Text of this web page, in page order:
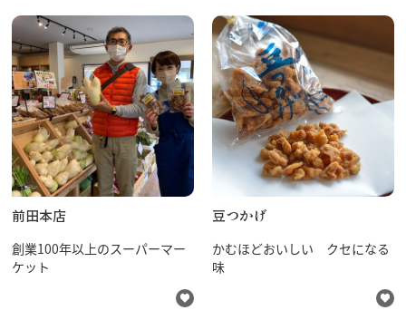
宿泊予約
アクセス
飛騨市の６つの魅力
ひだじまん図鑑
交通機関・道路情報
飛騨古川の駐車場
よくある質問
お知らせ
当サイトについて
協会について
パンフレット
写真ダウンロード
関連リンク
前田本店
創業100年以上のスーパーマー
ケット
豆つかげ
かむほどおいしい クセになる
味